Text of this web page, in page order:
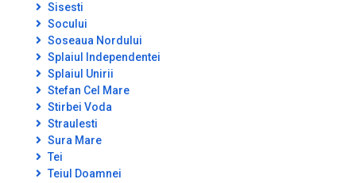
Sisesti
Socului
Soseaua Nordului
Splaiul Independentei
Splaiul Unirii
Stefan Cel Mare
Stirbei Voda
Straulesti
Sura Mare
Tei
Teiul Doamnei